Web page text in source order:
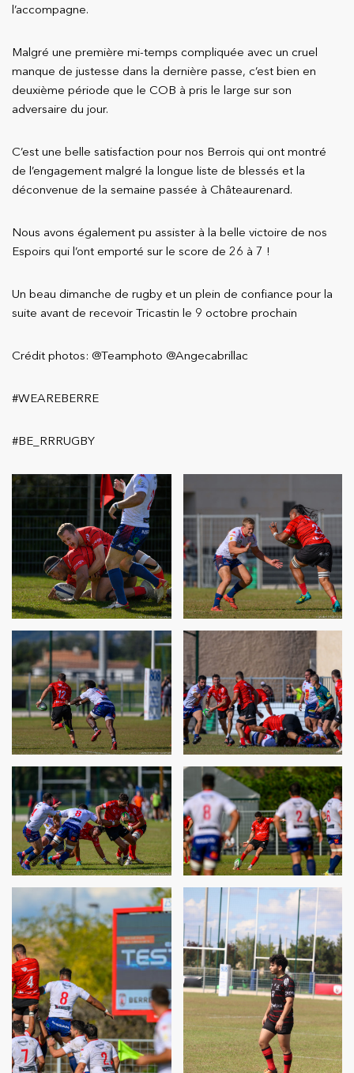
l’accompagne.
Malgré une première mi-temps compliquée avec un cruel
manque de justesse dans la dernière passe, c’est bien en
deuxième période que le COB à pris le large sur son
adversaire du jour.
C’est une belle satisfaction pour nos Berrois qui ont montré
de l’engagement malgré la longue liste de blessés et la
déconvenue de la semaine passée à Châteaurenard.
Nous avons également pu assister à la belle victoire de nos
Espoirs qui l’ont emporté sur le score de 26 à 7 !
Un beau dimanche de rugby et un plein de confiance pour la
suite avant de recevoir Tricastin le 9 octobre prochain
Crédit photos: @Teamphoto @Angecabrillac
#WEAREBERRE
#BE_RRRUGBY